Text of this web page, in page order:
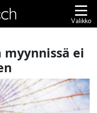
Valikko
ei